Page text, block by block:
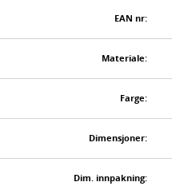
EAN nr:
Materiale:
Farge:
Dimensjoner:
Dim. innpakning: